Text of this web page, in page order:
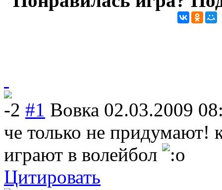
-2 #1 Вовка 02.03.2009
че только не придумают!
играют в волейбол
Цитировать